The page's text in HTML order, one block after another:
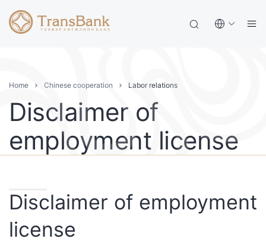
Home Chinese cooperation Labor relations
Disclaimer of
employment license
Disclaimer of employment
license